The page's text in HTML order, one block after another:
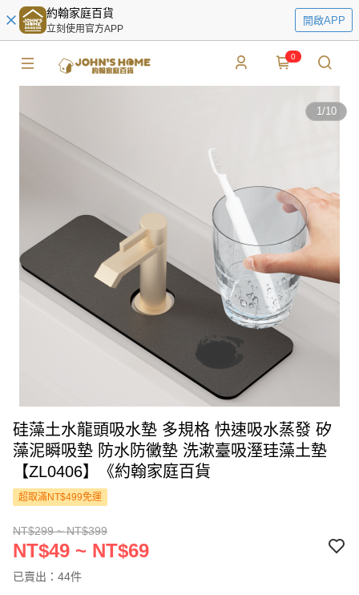
約翰家庭百貨
立刻使用官方APP
開啟APP
0
1/10
硅藻土水龍頭吸水墊 多規格 快速吸水蒸發 矽
藻泥瞬吸墊 防水防黴墊 洗漱臺吸溼珪藻土墊
【ZL0406】《約翰家庭百貨
超取滿NT$499免運
NT$299 ~ NT$399
NT$49 ~ NT$69
已賣出：44件